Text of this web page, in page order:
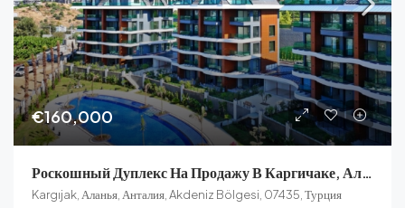
€160,000
Роскошный Дуплекс На Продажу В Каргичаке, Алания
Kargıjak, Аланья, Анталия, Akdeniz Bölgesi, 07435, Турция